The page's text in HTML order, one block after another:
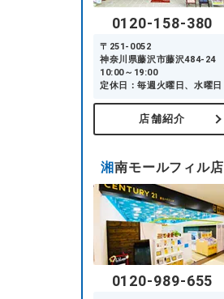
0120-158-380
〒251-0052
神奈川県藤沢市藤沢484-24
10:00～19:00
定休日：毎週火曜日、水曜日
店舗紹介
湘南モールフィル店
0120-989-655